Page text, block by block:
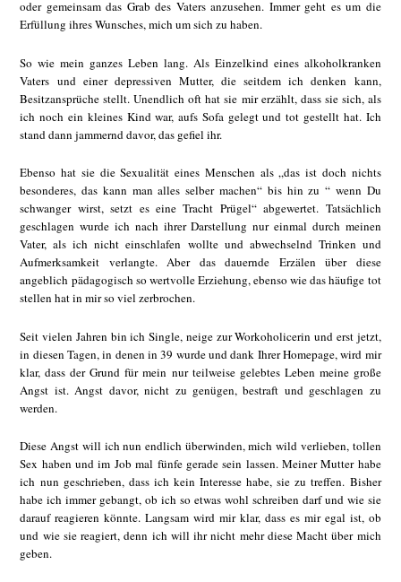
oder gemeinsam das Grab des Vaters anzusehen. Immer geht es um die
Erfüllung ihres Wunsches, mich um sich zu haben.
So wie mein ganzes Leben lang. Als Einzelkind eines alkoholkranken
Vaters und einer depressiven Mutter, die seitdem ich denken kann,
Besitzansprüche stellt. Unendlich oft hat sie mir erzählt, dass sie sich, als
ich noch ein kleines Kind war, aufs Sofa gelegt und tot gestellt hat. Ich
stand dann jammernd davor, das gefiel ihr.
Ebenso hat sie die Sexualität eines Menschen als „das ist doch nichts
besonderes, das kann man alles selber machen“ bis hin zu “ wenn Du
schwanger wirst, setzt es eine Tracht Prügel“ abgewertet. Tatsächlich
geschlagen wurde ich nach ihrer Darstellung nur einmal durch meinen
Vater, als ich nicht einschlafen wollte und abwechselnd Trinken und
Aufmerksamkeit verlangte. Aber das dauernde Erzälen über diese
angeblich pädagogisch so wertvolle Erziehung, ebenso wie das häufige tot
stellen hat in mir so viel zerbrochen.
Seit vielen Jahren bin ich Single, neige zur Workoholicerin und erst jetzt,
in diesen Tagen, in denen in 39 wurde und dank Ihrer Homepage, wird mir
klar, dass der Grund für mein nur teilweise gelebtes Leben meine große
Angst ist. Angst davor, nicht zu genügen, bestraft und geschlagen zu
werden.
Diese Angst will ich nun endlich überwinden, mich wild verlieben, tollen
Sex haben und im Job mal fünfe gerade sein lassen. Meiner Mutter habe
ich nun geschrieben, dass ich kein Interesse habe, sie zu treffen. Bisher
habe ich immer gebangt, ob ich so etwas wohl schreiben darf und wie sie
darauf reagieren könnte. Langsam wird mir klar, dass es mir egal ist, ob
und wie sie reagiert, denn ich will ihr nicht mehr diese Macht über mich
geben.